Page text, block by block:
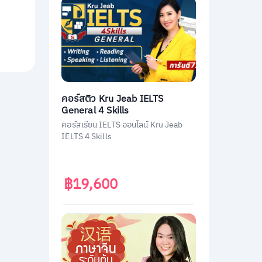
คอร์สติว Kru Jeab IELTS
General 4 Skills
คอร์สเรียน IELTS ออนไลน์ Kru Jeab
IELTS 4 Skills
฿19,600